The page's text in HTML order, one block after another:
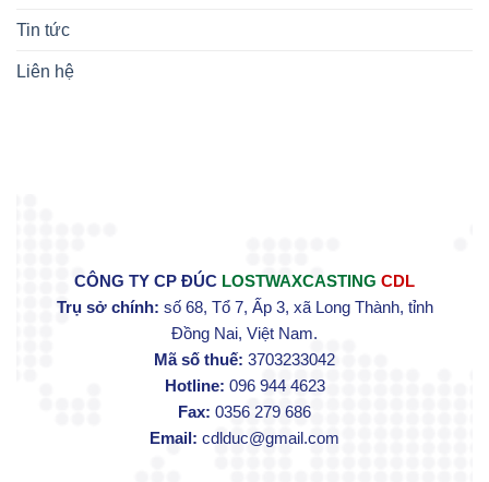
Tin tức
Liên hệ
CÔNG TY CP ĐÚC LOSTWAXCASTING CDL
Trụ sở chính: số 68, Tổ 7, Ấp 3, xã Long Thành, tỉnh
Đồng Nai, Việt Nam.
Mã số thuế: 3703233042
Hotline: 096 944 4623
Fax: 0356 279 686
Email: cdlduc@gmail.com